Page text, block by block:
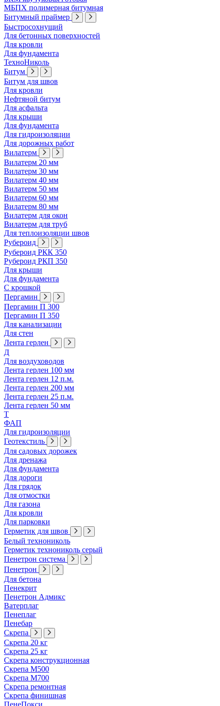
МБПХ полимерная битумная
Битумный праймер
Быстросохнущий
Для бетонных поверхностей
Для кровли
Для фундамента
ТехноНиколь
Битум
Битум для швов
Для кровли
Нефтяной битум
Для асфальта
Для крыши
Для фундамента
Для гидроизоляции
Для дорожных работ
Вилатерм
Вилатерм 20 мм
Вилатерм 30 мм
Вилатерм 40 мм
Вилатерм 50 мм
Вилатерм 60 мм
Вилатерм 80 мм
Вилатерм для окон
Вилатерм для труб
Для теплоизоляции швов
Рубероид
Рубероид РКК 350
Рубероид РКП 350
Для крыши
Для фундамента
С крошкой
Пергамин
Пергамин П 300
Пергамин П 350
Для канализации
Для стен
Лента герлен
Д
Для воздуховодов
Лента герлен 100 мм
Лента герлен 12 п.м.
Лента герлен 200 мм
Лента герлен 25 п.м.
Лента герлен 50 мм
Т
ФАП
Для гидроизоляции
Геотекстиль
Для садовых дорожек
Для дренажа
Для фундамента
Для дороги
Для грядок
Для отмостки
Для газона
Для кровли
Для парковки
Герметик для швов
Белый технониколь
Герметик технониколь серый
Пенетрон система
Пенетрон
Для бетона
Пенекрит
Пенетрон Адмикс
Ватерплаг
Пенеплаг
Пенебар
Скрепа
Скрепа 20 кг
Скрепа 25 кг
Скрепа конструкционная
Скрепа М500
Скрепа М700
Скрепа ремонтная
Скрепа финишная
ПенеПокси